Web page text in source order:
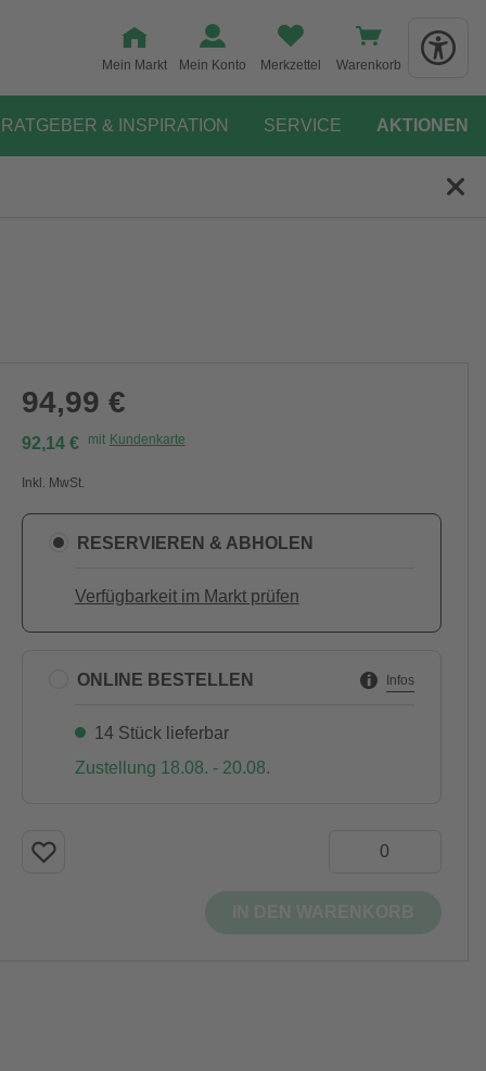
Mein Markt Mein Konto Merkzettel Warenkorb
RATGEBER & INSPIRATION SERVICE AKTIONEN
94,99 €
92,14 € mit Kundenkarte
Inkl. MwSt.
RESERVIEREN & ABHOLEN
Verfügbarkeit im Markt prüfen
ONLINE BESTELLEN Infos
14 Stück lieferbar
Zustellung 18.08. - 20.08.